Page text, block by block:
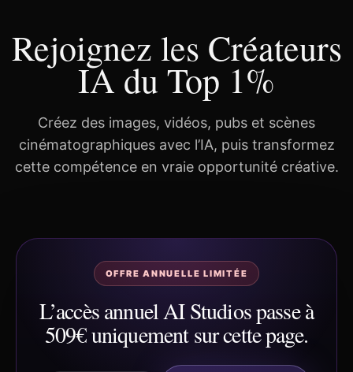
Rejoignez les Créateurs
IA du Top 1%
Créez des images, vidéos, pubs et scènes
cinématographiques avec l’IA, puis transformez
cette compétence en vraie opportunité créative.
OFFRE ANNUELLE LIMITÉE
L’accès annuel AI Studios passe à
509€ uniquement sur cette page.